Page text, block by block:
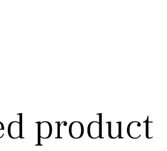
product